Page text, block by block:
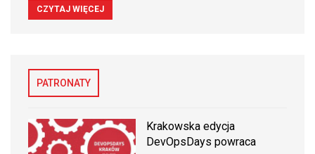
CZYTAJ WIĘCEJ
PATRONATY
Krakowska edycja
DevOpsDays powraca